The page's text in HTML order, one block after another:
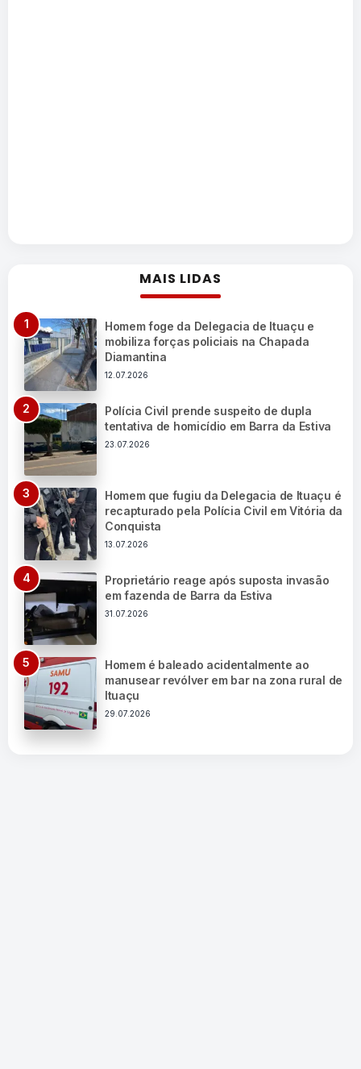
MAIS LIDAS
Homem foge da Delegacia de Ituaçu e
mobiliza forças policiais na Chapada
Diamantina
12.07.2026
Polícia Civil prende suspeito de dupla
tentativa de homicídio em Barra da Estiva
23.07.2026
Homem que fugiu da Delegacia de Ituaçu é
recapturado pela Polícia Civil em Vitória da
Conquista
13.07.2026
Proprietário reage após suposta invasão
em fazenda de Barra da Estiva
31.07.2026
Homem é baleado acidentalmente ao
manusear revólver em bar na zona rural de
Ituaçu
29.07.2026